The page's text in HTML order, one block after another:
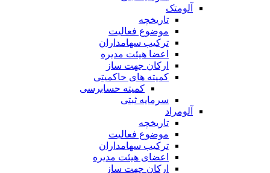
آلومتک
تاریخچه
موضوع فعالیت
ترکیب سهامداران
اعضا هیئت مدیره
ارکان جهت ساز
کمیته های حاکمیتی
کمیته حسابرسی
سرمایه ثبتی
آلومراد
تاریخچه
موضوع فعالیت
ترکیب سهامداران
اعضای هیئت مدیره
ارکان جهت ساز